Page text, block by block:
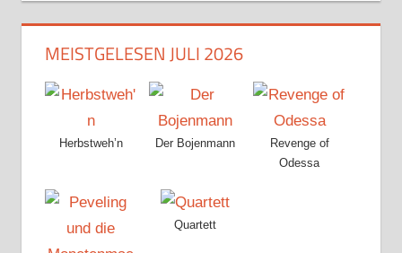
MEISTGELESEN JULI 2026
Herbstweh’n Der Bojenmann
Revenge of
Odessa
Quartett